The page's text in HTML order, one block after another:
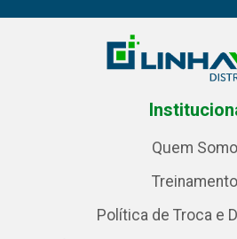
Quem
Política de Troca e